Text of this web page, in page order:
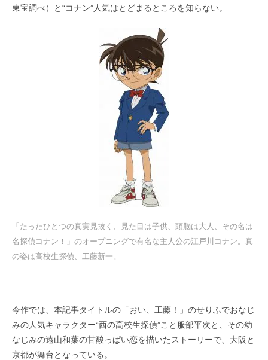
東宝調べ）と“コナン”人気はとどまるところを知らない。
「たったひとつの真実見抜く、見た目は子供、頭脳は大人、その名は
名探偵コナン！」のオープニングで有名な主人公の江戸川コナン。真
の姿は高校生探偵、工藤新一。
今作では、本記事タイトルの「おい、工藤！」のせりふでおなじ
みの人気キャラクター“西の高校生探偵”こと服部平次と、その幼
なじみの遠山和葉の甘酸っぱい恋を描いたストーリーで、大阪と
京都が舞台となっている。